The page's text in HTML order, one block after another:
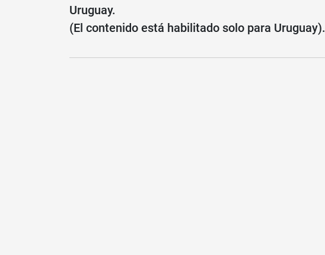
Uruguay.
(El contenido está habilitado solo para Uruguay).